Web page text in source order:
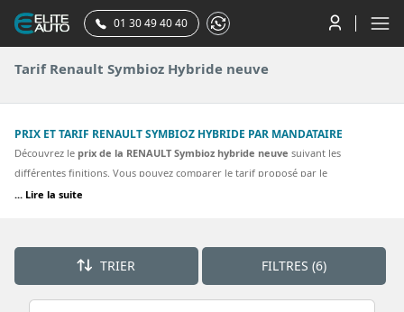
01 30 49 40 40
Tarif Renault Symbioz Hybride neuve
PRIX ET TARIF RENAULT SYMBIOZ HYBRIDE PAR MANDATAIRE
Découvrez le prix de la RENAULT Symbioz hybride neuve suivant les
différentes finitions. Vous pouvez comparer le tarif proposé par le
concessionnaire RENAULT à celui que vous pouvez obtenir en achetant votre
une SYMBIOZ hybride E-Tech full hybrid 160 ch Techno, Techno.
... Lire la suite
TRIER FILTRES (6)